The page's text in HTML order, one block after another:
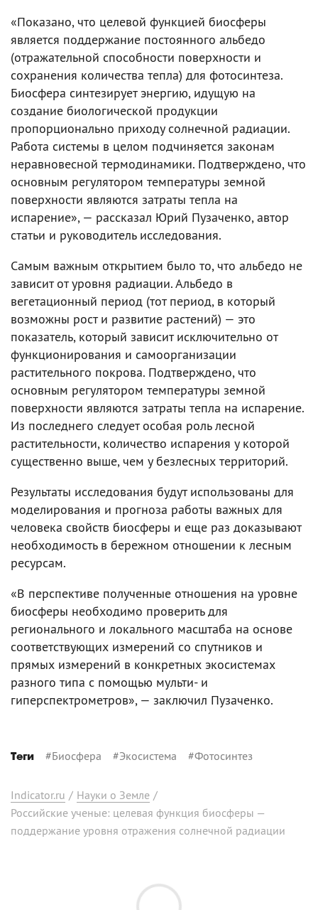
«Показано, что целевой функцией биосферы
является поддержание постоянного альбедо
(отражательной способности поверхности и
сохранения количества тепла) для фотосинтеза.
Биосфера синтезирует энергию, идущую на
создание биологической продукции
пропорционально приходу солнечной радиации.
Работа системы в целом подчиняется законам
неравновесной термодинамики. Подтверждено, что
основным регулятором температуры земной
поверхности являются затраты тепла на
испарение», — рассказал Юрий Пузаченко, автор
статьи и руководитель исследования.
Самым важным открытием было то, что альбедо не
зависит от уровня радиации. Альбедо в
вегетационный период (тот период, в который
возможны рост и развитие растений) — это
показатель, который зависит исключительно от
функционирования и самоорганизации
растительного покрова. Подтверждено, что
основным регулятором температуры земной
поверхности являются затраты тепла на испарение.
Из последнего следует особая роль лесной
растительности, количество испарения у которой
существенно выше, чем у безлесных территорий.
Результаты исследования будут использованы для
моделирования и прогноза работы важных для
человека свойств биосферы и еще раз доказывают
необходимость в бережном отношении к лесным
ресурсам.
«В перспективе полученные отношения на уровне
биосферы необходимо проверить для
регионального и локального масштаба на основе
соответствующих измерений со спутников и
прямых измерений в конкретных экосистемах
разного типа с помощью мульти- и
гиперспектрометров», — заключил Пузаченко.
Теги #Биосфера #Экосистема #Фотосинтез
Indicator.ru / Науки о Земле /
Российские ученые: целевая функция биосферы —
поддержание уровня отражения солнечной радиации